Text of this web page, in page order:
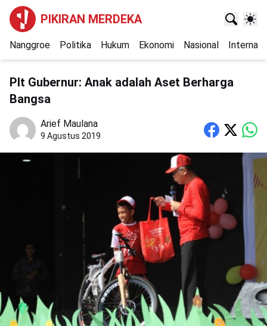
PIKIRAN MERDEKA
Nanggroe Politika Hukum Ekonomi Nasional
Plt Gubernur: Anak adalah Aset Berharga
Bangsa
Arief Maulana
9 Agustus 2019